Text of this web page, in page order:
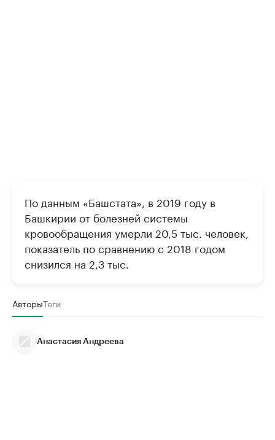
По данным «Башстата», в 2019 году в
Башкирии от болезней системы
кровообращения умерли 20,5 тыс. человек,
показатель по сравнению с 2018 годом
снизился на 2,3 тыс.
АвторыТеги
Анастасия Андреева